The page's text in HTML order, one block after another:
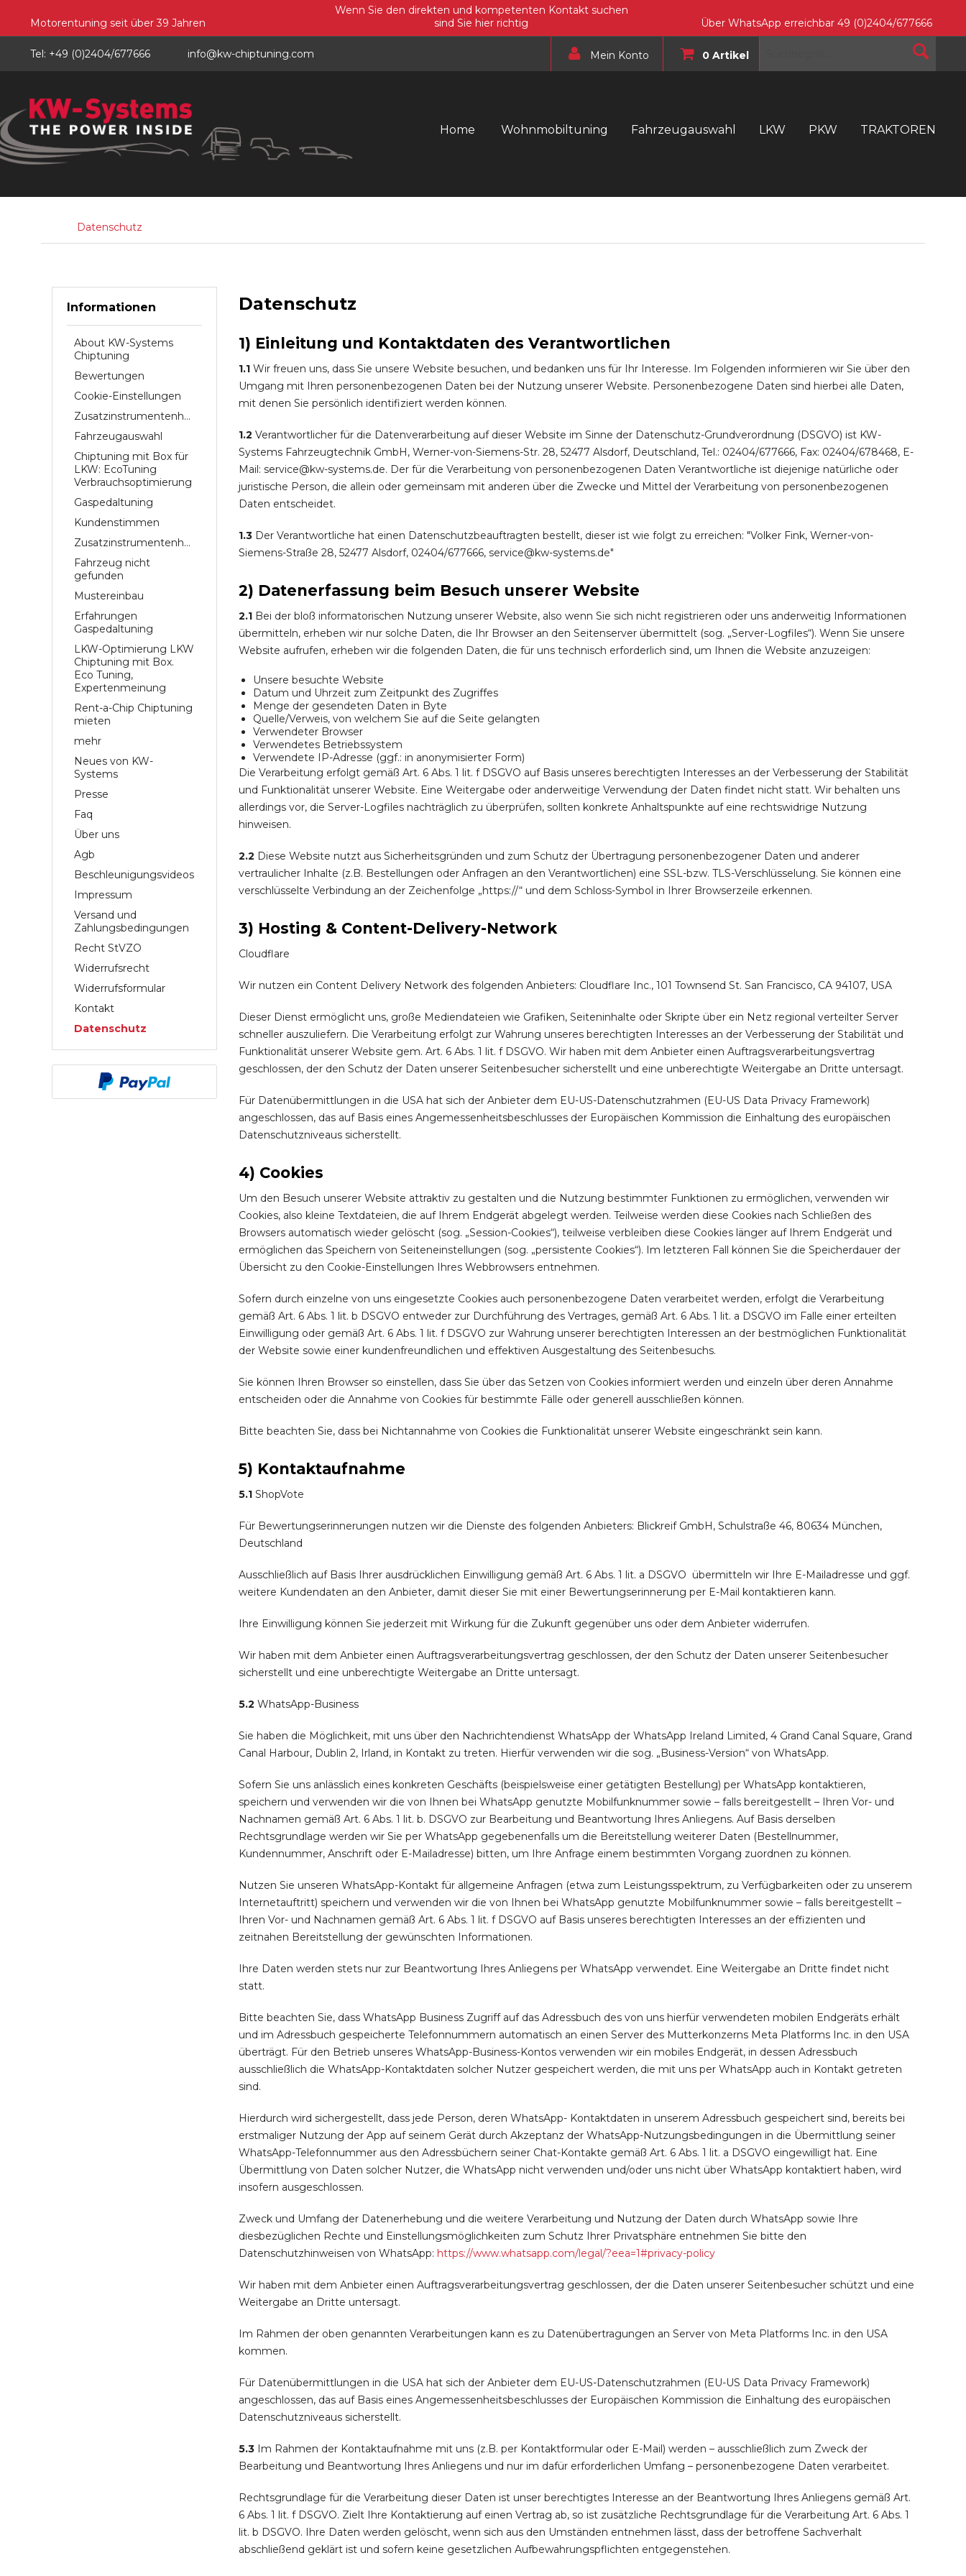
Motorentuning seit über 39 Jahren
Wenn Sie den direkten und kompetenten Kontakt suchen
sind Sie hier richtig
Über WhatsApp erreichbar 49 (0)2404/677666
Tel: +49 (0)2404/677666 info@kw-chiptuning.com Mein Konto 0 Artikel
Home Wohnmobiltuning Fahrzeugauswahl LKW PKW TRAKTOREN
Datenschutz
Informationen
About KW-Systems
Chiptuning
Bewertungen
Cookie-Einstellungen
Zusatzinstrumentenhalterungen
Fahrzeugauswahl
Chiptuning mit Box für
LKW: EcoTuning
Verbrauchsoptimierung
Gaspedaltuning
Kundenstimmen
Zusatzinstrumentenhalter
Fahrzeug nicht
gefunden
Mustereinbau
Erfahrungen
Gaspedaltuning
LKW-Optimierung LKW
Chiptuning mit Box.
Eco Tuning,
Expertenmeinung
Rent-a-Chip Chiptuning
mieten
mehr
Neues von KW-
Systems
Presse
Faq
Über uns
Agb
Beschleunigungsvideos
Impressum
Versand und
Zahlungsbedingungen
Recht StVZO
Widerrufsrecht
Widerrufsformular
Kontakt
Datenschutz
Datenschutz
1) Einleitung und Kontaktdaten des Verantwortlichen
1.1 Wir freuen uns, dass Sie unsere Website besuchen, und bedanken uns für Ihr Interesse. Im Folgenden informieren wir Sie über den
Umgang mit Ihren personenbezogenen Daten bei der Nutzung unserer Website. Personenbezogene Daten sind hierbei alle Daten,
mit denen Sie persönlich identifiziert werden können.
1.2 Verantwortlicher für die Datenverarbeitung auf dieser Website im Sinne der Datenschutz-Grundverordnung (DSGVO) ist KW-
Systems Fahrzeugtechnik GmbH, Werner-von-Siemens-Str. 28, 52477 Alsdorf, Deutschland, Tel.: 02404/677666, Fax: 02404/678468, E-
Mail: service@kw-systems.de. Der für die Verarbeitung von personenbezogenen Daten Verantwortliche ist diejenige natürliche oder
juristische Person, die allein oder gemeinsam mit anderen über die Zwecke und Mittel der Verarbeitung von personenbezogenen
Daten entscheidet.
1.3 Der Verantwortliche hat einen Datenschutzbeauftragten bestellt, dieser ist wie folgt zu erreichen: "Volker Fink, Werner-von-
Siemens-Straße 28, 52477 Alsdorf, 02404/677666, service@kw-systems.de"
2) Datenerfassung beim Besuch unserer Website
2.1 Bei der bloß informatorischen Nutzung unserer Website, also wenn Sie sich nicht registrieren oder uns anderweitig Informationen
übermitteln, erheben wir nur solche Daten, die Ihr Browser an den Seitenserver übermittelt (sog. „Server-Logfiles“). Wenn Sie unsere
Website aufrufen, erheben wir die folgenden Daten, die für uns technisch erforderlich sind, um Ihnen die Website anzuzeigen:
Unsere besuchte Website
Datum und Uhrzeit zum Zeitpunkt des Zugriffes
Menge der gesendeten Daten in Byte
Quelle/Verweis, von welchem Sie auf die Seite gelangten
Verwendeter Browser
Verwendetes Betriebssystem
Verwendete IP-Adresse (ggf.: in anonymisierter Form)
Die Verarbeitung erfolgt gemäß Art. 6 Abs. 1 lit. f DSGVO auf Basis unseres berechtigten Interesses an der Verbesserung der Stabilität
und Funktionalität unserer Website. Eine Weitergabe oder anderweitige Verwendung der Daten findet nicht statt. Wir behalten uns
allerdings vor, die Server-Logfiles nachträglich zu überprüfen, sollten konkrete Anhaltspunkte auf eine rechtswidrige Nutzung
hinweisen.
2.2 Diese Website nutzt aus Sicherheitsgründen und zum Schutz der Übertragung personenbezogener Daten und anderer
vertraulicher Inhalte (z.B. Bestellungen oder Anfragen an den Verantwortlichen) eine SSL-bzw. TLS-Verschlüsselung. Sie können eine
verschlüsselte Verbindung an der Zeichenfolge „https://“ und dem Schloss-Symbol in Ihrer Browserzeile erkennen.
3) Hosting & Content-Delivery-Network
Cloudflare
Wir nutzen ein Content Delivery Network des folgenden Anbieters: Cloudflare Inc., 101 Townsend St. San Francisco, CA 94107, USA
Dieser Dienst ermöglicht uns, große Mediendateien wie Grafiken, Seiteninhalte oder Skripte über ein Netz regional verteilter Server
schneller auszuliefern. Die Verarbeitung erfolgt zur Wahrung unseres berechtigten Interesses an der Verbesserung der Stabilität und
Funktionalität unserer Website gem. Art. 6 Abs. 1 lit. f DSGVO. Wir haben mit dem Anbieter einen Auftragsverarbeitungsvertrag
geschlossen, der den Schutz der Daten unserer Seitenbesucher sicherstellt und eine unberechtigte Weitergabe an Dritte untersagt.
Für Datenübermittlungen in die USA hat sich der Anbieter dem EU-US-Datenschutzrahmen (EU-US Data Privacy Framework)
angeschlossen, das auf Basis eines Angemessenheitsbeschlusses der Europäischen Kommission die Einhaltung des europäischen
Datenschutzniveaus sicherstellt.
4) Cookies
Um den Besuch unserer Website attraktiv zu gestalten und die Nutzung bestimmter Funktionen zu ermöglichen, verwenden wir
Cookies, also kleine Textdateien, die auf Ihrem Endgerät abgelegt werden. Teilweise werden diese Cookies nach Schließen des
Browsers automatisch wieder gelöscht (sog. „Session-Cookies“), teilweise verbleiben diese Cookies länger auf Ihrem Endgerät und
ermöglichen das Speichern von Seiteneinstellungen (sog. „persistente Cookies“). Im letzteren Fall können Sie die Speicherdauer der
Übersicht zu den Cookie-Einstellungen Ihres Webbrowsers entnehmen.
Sofern durch einzelne von uns eingesetzte Cookies auch personenbezogene Daten verarbeitet werden, erfolgt die Verarbeitung
gemäß Art. 6 Abs. 1 lit. b DSGVO entweder zur Durchführung des Vertrages, gemäß Art. 6 Abs. 1 lit. a DSGVO im Falle einer erteilten
Einwilligung oder gemäß Art. 6 Abs. 1 lit. f DSGVO zur Wahrung unserer berechtigten Interessen an der bestmöglichen Funktionalität
der Website sowie einer kundenfreundlichen und effektiven Ausgestaltung des Seitenbesuchs.
Sie können Ihren Browser so einstellen, dass Sie über das Setzen von Cookies informiert werden und einzeln über deren Annahme
entscheiden oder die Annahme von Cookies für bestimmte Fälle oder generell ausschließen können.
Bitte beachten Sie, dass bei Nichtannahme von Cookies die Funktionalität unserer Website eingeschränkt sein kann.
5) Kontaktaufnahme
5.1 ShopVote
Für Bewertungserinnerungen nutzen wir die Dienste des folgenden Anbieters: Blickreif GmbH, Schulstraße 46, 80634 München,
Deutschland
Ausschließlich auf Basis Ihrer ausdrücklichen Einwilligung gemäß Art. 6 Abs. 1 lit. a DSGVO übermitteln wir Ihre E-Mailadresse und ggf.
weitere Kundendaten an den Anbieter, damit dieser Sie mit einer Bewertungserinnerung per E-Mail kontaktieren kann.
Ihre Einwilligung können Sie jederzeit mit Wirkung für die Zukunft gegenüber uns oder dem Anbieter widerrufen.
Wir haben mit dem Anbieter einen Auftragsverarbeitungsvertrag geschlossen, der den Schutz der Daten unserer Seitenbesucher
sicherstellt und eine unberechtigte Weitergabe an Dritte untersagt.
5.2 WhatsApp-Business
Sie haben die Möglichkeit, mit uns über den Nachrichtendienst WhatsApp der WhatsApp Ireland Limited, 4 Grand Canal Square, Grand
Canal Harbour, Dublin 2, Irland, in Kontakt zu treten. Hierfür verwenden wir die sog. „Business-Version“ von WhatsApp.
Sofern Sie uns anlässlich eines konkreten Geschäfts (beispielsweise einer getätigten Bestellung) per WhatsApp kontaktieren,
speichern und verwenden wir die von Ihnen bei WhatsApp genutzte Mobilfunknummer sowie – falls bereitgestellt – Ihren Vor- und
Nachnamen gemäß Art. 6 Abs. 1 lit. b. DSGVO zur Bearbeitung und Beantwortung Ihres Anliegens. Auf Basis derselben
Rechtsgrundlage werden wir Sie per WhatsApp gegebenenfalls um die Bereitstellung weiterer Daten (Bestellnummer,
Kundennummer, Anschrift oder E-Mailadresse) bitten, um Ihre Anfrage einem bestimmten Vorgang zuordnen zu können.
Nutzen Sie unseren WhatsApp-Kontakt für allgemeine Anfragen (etwa zum Leistungsspektrum, zu Verfügbarkeiten oder zu unserem
Internetauftritt) speichern und verwenden wir die von Ihnen bei WhatsApp genutzte Mobilfunknummer sowie – falls bereitgestellt –
Ihren Vor- und Nachnamen gemäß Art. 6 Abs. 1 lit. f DSGVO auf Basis unseres berechtigten Interesses an der effizienten und
zeitnahen Bereitstellung der gewünschten Informationen.
Ihre Daten werden stets nur zur Beantwortung Ihres Anliegens per WhatsApp verwendet. Eine Weitergabe an Dritte findet nicht
statt.
Bitte beachten Sie, dass WhatsApp Business Zugriff auf das Adressbuch des von uns hierfür verwendeten mobilen Endgeräts erhält
und im Adressbuch gespeicherte Telefonnummern automatisch an einen Server des Mutterkonzerns Meta Platforms Inc. in den USA
überträgt. Für den Betrieb unseres WhatsApp-Business-Kontos verwenden wir ein mobiles Endgerät, in dessen Adressbuch
ausschließlich die WhatsApp-Kontaktdaten solcher Nutzer gespeichert werden, die mit uns per WhatsApp auch in Kontakt getreten
sind.
Hierdurch wird sichergestellt, dass jede Person, deren WhatsApp- Kontaktdaten in unserem Adressbuch gespeichert sind, bereits bei
erstmaliger Nutzung der App auf seinem Gerät durch Akzeptanz der WhatsApp-Nutzungsbedingungen in die Übermittlung seiner
WhatsApp-Telefonnummer aus den Adressbüchern seiner Chat-Kontakte gemäß Art. 6 Abs. 1 lit. a DSGVO eingewilligt hat. Eine
Übermittlung von Daten solcher Nutzer, die WhatsApp nicht verwenden und/oder uns nicht über WhatsApp kontaktiert haben, wird
insofern ausgeschlossen.
Zweck und Umfang der Datenerhebung und die weitere Verarbeitung und Nutzung der Daten durch WhatsApp sowie Ihre
diesbezüglichen Rechte und Einstellungsmöglichkeiten zum Schutz Ihrer Privatsphäre entnehmen Sie bitte den
Datenschutzhinweisen von WhatsApp: https://www.whatsapp.com/legal/?eea=1#privacy-policy
Wir haben mit dem Anbieter einen Auftragsverarbeitungsvertrag geschlossen, der die Daten unserer Seitenbesucher schützt und eine
Weitergabe an Dritte untersagt.
Im Rahmen der oben genannten Verarbeitungen kann es zu Datenübertragungen an Server von Meta Platforms Inc. in den USA
kommen.
Für Datenübermittlungen in die USA hat sich der Anbieter dem EU-US-Datenschutzrahmen (EU-US Data Privacy Framework)
angeschlossen, das auf Basis eines Angemessenheitsbeschlusses der Europäischen Kommission die Einhaltung des europäischen
Datenschutzniveaus sicherstellt.
5.3 Im Rahmen der Kontaktaufnahme mit uns (z.B. per Kontaktformular oder E-Mail) werden – ausschließlich zum Zweck der
Bearbeitung und Beantwortung Ihres Anliegens und nur im dafür erforderlichen Umfang – personenbezogene Daten verarbeitet.
Rechtsgrundlage für die Verarbeitung dieser Daten ist unser berechtigtes Interesse an der Beantwortung Ihres Anliegens gemäß Art.
6 Abs. 1 lit. f DSGVO. Zielt Ihre Kontaktierung auf einen Vertrag ab, so ist zusätzliche Rechtsgrundlage für die Verarbeitung Art. 6 Abs. 1
lit. b DSGVO. Ihre Daten werden gelöscht, wenn sich aus den Umständen entnehmen lässt, dass der betroffene Sachverhalt
abschließend geklärt ist und sofern keine gesetzlichen Aufbewahrungspflichten entgegenstehen.